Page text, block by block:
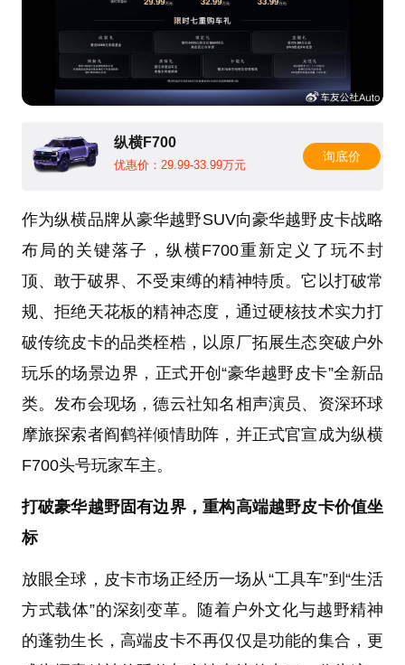
纵横F700
优惠价：29.99-33.99万元
询底价
作为纵横品牌从豪华越野SUV向豪华越野皮卡战略
布局的关键落子，纵横F700重新定义了玩不封
顶、敢于破界、不受束缚的精神特质。它以打破常
规、拒绝天花板的精神态度，通过硬核技术实力打
破传统皮卡的品类桎梏，以原厂拓展生态突破户外
玩乐的场景边界，正式开创“豪华越野皮卡”全新品
类。发布会现场，德云社知名相声演员、资深环球
摩旅探索者阎鹤祥倾情助阵，并正式官宣成为纵横
F700头号玩家车主。
打破豪华越野固有边界，重构高端越野皮卡价值坐
标
放眼全球，皮卡市场正经历一场从“工具车”到“生活
方式载体”的深刻变革。随着户外文化与越野精神
的蓬勃生长，高端皮卡不再仅仅是功能的集合，更